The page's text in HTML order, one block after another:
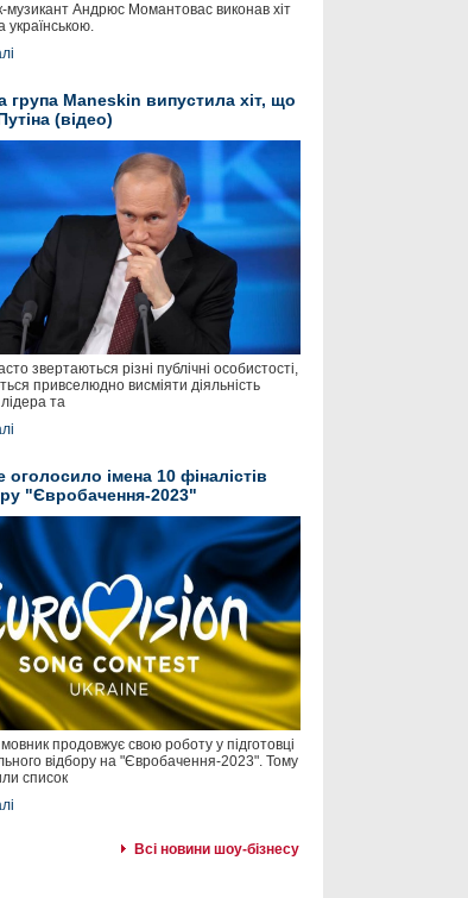
музикант Андрюс Момантовас виконав хіт
українською.
група Maneskin випустила хіт, що
(відео)
звертаються різні публічні особистості,
привселюдно висміяти діяльність
лідера та
оголосило імена 10 фіналістів
"Євробачення-2023"
продовжує свою роботу у підготовці
відбору на "Євробачення-2023". Тому
список
Всі новини шоу-бізнесу